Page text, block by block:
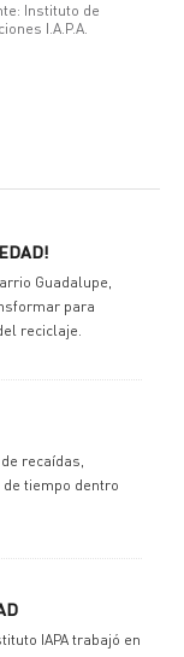
Instituto de
I.A.P.A.
Guadalupe,
para
reciclaje.
recaídas,
tiempo dentro
IAPA trabajó en